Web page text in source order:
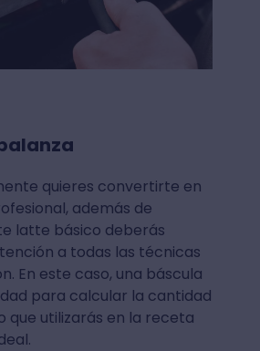
quieres convertirte en
además de
latte básico deberás
a todas las técnicas
En este caso, una báscula
para calcular la cantidad
que utilizarás en la receta